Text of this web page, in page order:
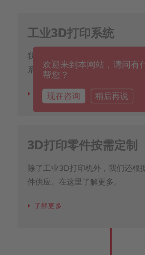
工业3D打印系统
我们的工业3D打印机组合从用于
系统到快速成型的大规模生产都
了解更多
3D打印零件按需定制
除了工业3D打印机外，我们还根
件供应。在这里了解更多。
了解更多
欢迎来到本网站，请问有
帮您？
现在咨询 稍后再说